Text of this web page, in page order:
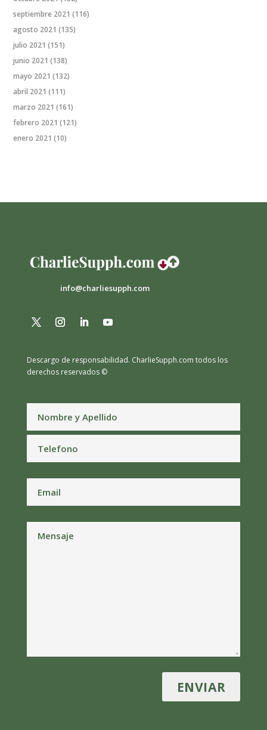
septiembre 2021 (116)
agosto 2021 (135)
julio 2021 (151)
junio 2021 (138)
mayo 2021 (132)
abril 2021 (111)
marzo 2021 (161)
febrero 2021 (121)
enero 2021 (10)
info@charliesupph.com
Descargo de responsabilidad. CharlieSupph.com todos los
derechos reservados ©